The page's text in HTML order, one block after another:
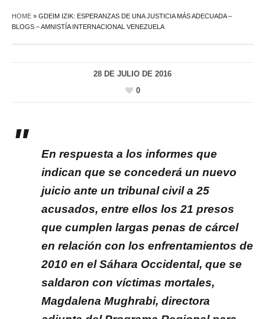
HOME » GDEIM IZIK: ESPERANZAS DE UNA JUSTICIA MÁS ADECUADA –
BLOGS – AMNISTÍA INTERNACIONAL VENEZUELA
28 DE JULIO DE 2016
0
En respuesta a los informes que
indican que se concederá un nuevo
juicio ante un tribunal civil a 25
acusados, entre ellos los 21 presos
que cumplen largas penas de cárcel
en relación con los enfrentamientos de
2010 en el Sáhara Occidental, que se
saldaron con víctimas mortales,
Magdalena Mughrabi, directora